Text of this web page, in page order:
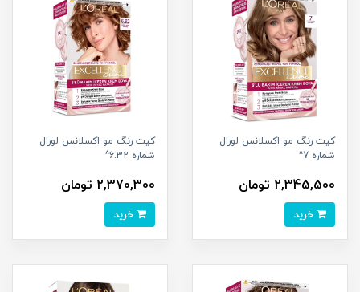
کیت رنگ مو اکسلانس لورال
شماره 7^
2,345,500 تومان
کیت رنگ مو اکسلانس لورال
شماره 6.32^
2,370,300 تومان